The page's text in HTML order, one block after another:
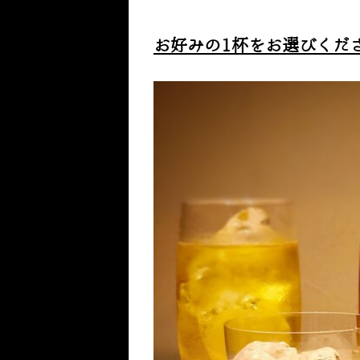
お好みの1杯をお選びくだ